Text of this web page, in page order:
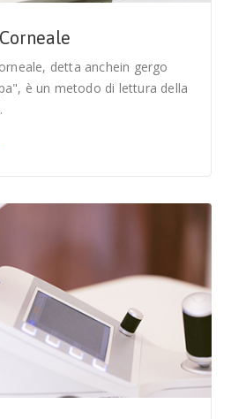
detta anchein gergo
è un metodo di lettura della